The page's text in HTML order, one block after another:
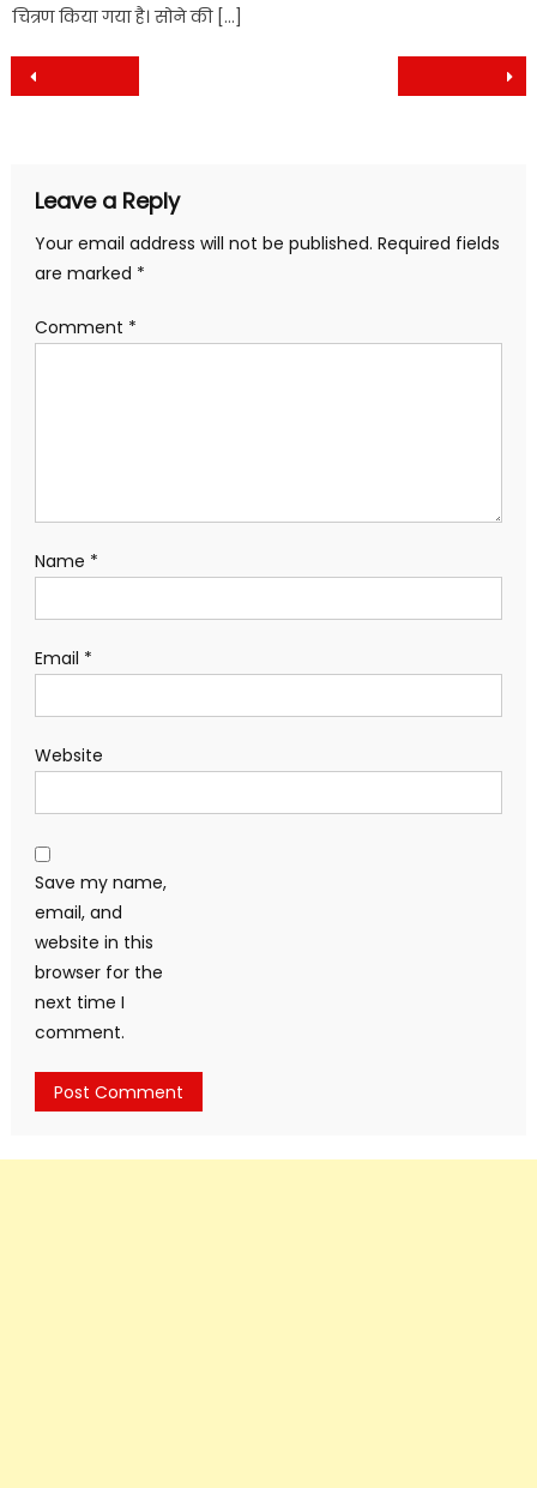
चित्रण किया गया है। सोने की […]
Post
Leave a Reply
Your email address will not be published. Required fields
are marked *
Comment *
Name *
Email *
Website
Save my name,
email, and
website in this
browser for the
next time I
comment.